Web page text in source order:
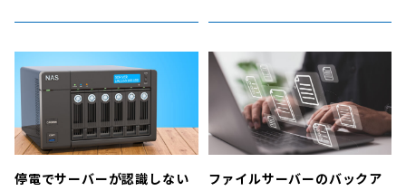
停電でサーバーが認識しない
ファイルサーバーのバックア